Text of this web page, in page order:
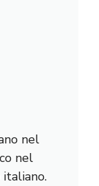
nel
nel